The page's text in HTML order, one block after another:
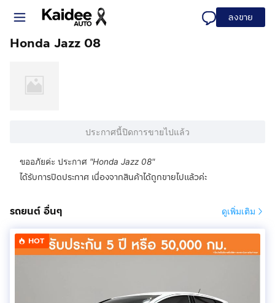
ลงขาย
Honda Jazz 08
ประกาศนี้ปิดการขายไปแล้ว
ขออภัยค่ะ ประกาศ "Honda Jazz 08"
ได้รับการปิดประกาศ เนื่องจากสินค้าได้ถูกขายไปแล้วค่ะ
รถยนต์ อื่นๆ ดูเพิ่มเติม
HOT